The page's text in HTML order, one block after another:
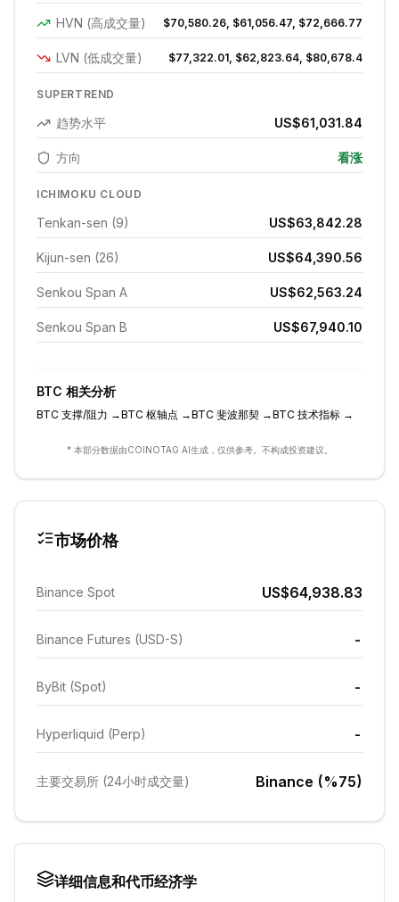
HVN (高成交量) $70,580.26, $61,056.47, $72,666.77
LVN (低成交量) $77,322.01, $62,823.64, $80,678.4
SUPERTREND
趋势水平 US$61,031.84
方向 看涨
ICHIMOKU CLOUD
Tenkan-sen (9) US$63,842.28
Kijun-sen (26) US$64,390.56
Senkou Span A US$62,563.24
Senkou Span B US$67,940.10
BTC 相关分析
BTC 支撑/阻力 →BTC 枢轴点 →BTC 斐波那契 →BTC 技术指标 →
* 本部分数据由COINOTAG AI生成，仅供参考。不构成投资建议。
市场价格
Binance Spot US$64,938.83
Binance Futures (USD-S) -
ByBit (Spot) -
Hyperliquid (Perp) -
主要交易所 (24小时成交量) Binance (%75)
详细信息和代币经济学